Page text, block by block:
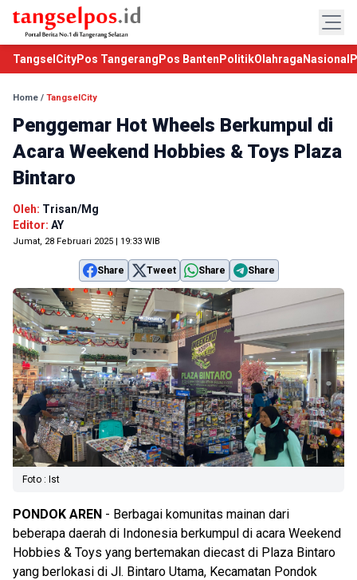
TangselCityPos Tangerang Pos Banten PolitikOlahraga Nasional
Home / TangselCity
Penggemar Hot Wheels Berkumpul di
Acara Weekend Hobbies & Toys Plaza
Bintaro
Oleh: Trisan/Mg
Editor: AY
Jumat, 28 Februari 2025 | 19:33 WIB
Share Tweet Share Share
Foto : Ist
PONDOK AREN - Berbagai komunitas mainan dari
beberapa daerah di Indonesia berkumpul di acara Weekend
Hobbies & Toys yang bertemakan diecast di Plaza Bintaro
yang berlokasi di Jl. Bintaro Utama, Kecamatan Pondok